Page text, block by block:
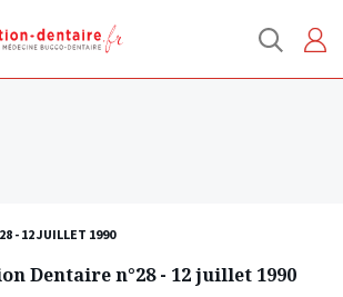
- 12 JUILLET 1990
Dentaire n°28 - 12 juillet 1990